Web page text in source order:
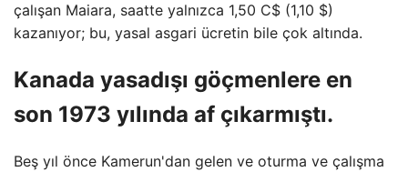
çalışan Maiara, saatte yalnızca 1,50 C$ (1,10 $)
kazanıyor; bu, yasal asgari ücretin bile çok altında.
Kanada yasadışı göçmenlere en
son 1973 yılında af çıkarmıştı.
Beş yıl önce Kamerun'dan gelen ve oturma ve çalışma